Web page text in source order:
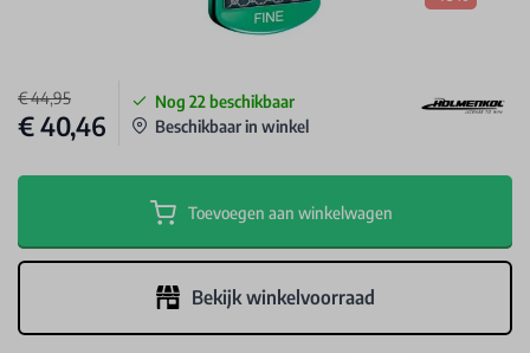
€ 44,95
€ 40,46
Nog 22 beschikbaar
Beschikbaar in winkel
Toevoegen aan winkelwagen
Bekijk winkelvoorraad